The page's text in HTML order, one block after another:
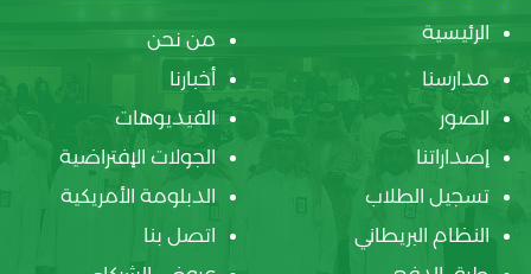
الرئيسية
من نحن
مدارسنا
أخبارنا
الصور
الفيديوهات
إصداراتنا
الجولات الإفتراضية
تسجيل الطلاب
الدبلومة الأمريكية
النظام البريطاني
اتصل بنا